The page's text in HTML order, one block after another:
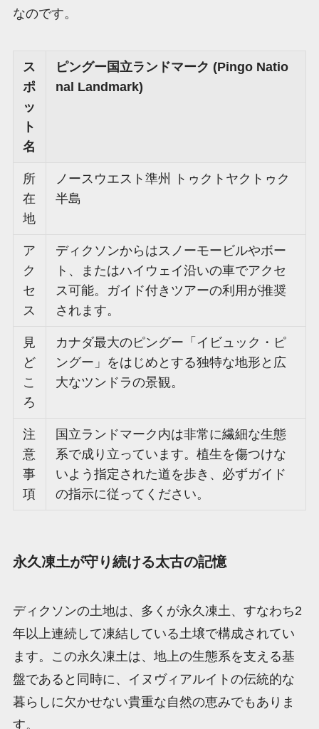
なのです。
ス
ポ
ッ
ト
名
ピングー国立ランドマーク (Pingo Natio
nal Landmark)
所
在
地
ノースウエスト準州 トゥクトヤクトゥク
半島
ア
ク
セ
ス
ディクソンからはスノーモービルやボー
ト、またはハイウェイ沿いの車でアクセ
ス可能。ガイド付きツアーの利用が推奨
されます。
見
ど
こ
ろ
カナダ最大のピングー「イビュック・ピ
ングー」をはじめとする独特な地形と広
大なツンドラの景観。
注
意
事
項
国立ランドマーク内は非常に繊細な生態
系で成り立っています。植生を傷つけな
いよう指定された道を歩き、必ずガイド
の指示に従ってください。
永久凍土が守り続ける太古の記憶
ディクソンの土地は、多くが永久凍土、すなわち2
年以上連続して凍結している土壌で構成されてい
ます。この永久凍土は、地上の生態系を支える基
盤であると同時に、イヌヴィアルイトの伝統的な
暮らしに欠かせない貴重な自然の恵みでもありま
す。